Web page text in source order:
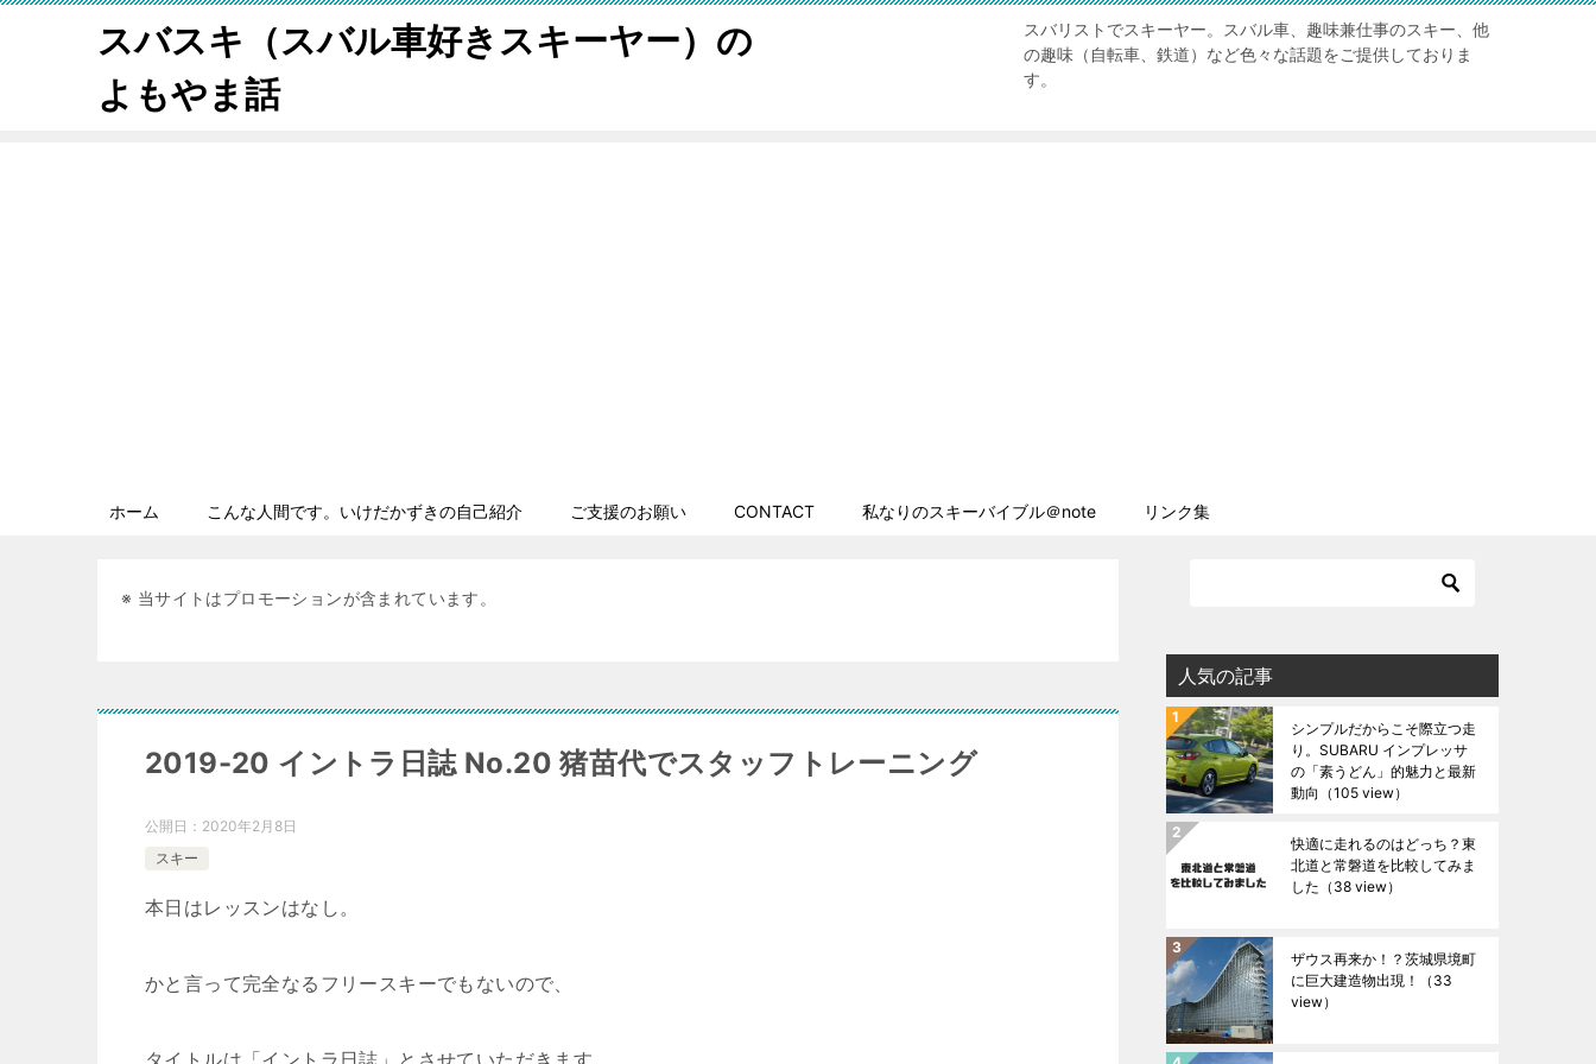
スバスキ（スバル車好きスキーヤー）の
よもやま話
スバリストでスキーヤー。スバル車、趣味兼仕事のスキー、他
の趣味（自転車、鉄道）など色々な話題をご提供しておりま
す。
ホーム こんな人間です。いけだかずきの自己紹介 ご支援のお願い CONTACT 私なりのスキーバイブル＠note リンク集
※ 当サイトはプロモーションが含まれています。
2019-20 イントラ日誌 No.20 猪苗代でスタッフトレーニング
公開日： 2020年2月8日
スキー
本日はレッスンはなし。
かと言って完全なるフリースキーでもないので、
タイトルは「イントラ日誌」とさせていただきます。
人気の記事
シンプルだからこそ際立つ走
り。SUBARU インプレッサ
の「素うどん」的魅力と最新
動向 （105 view）
快適に走れるのはどっち？東
北道と常磐道を比較してみま
した （38 view）
ザウス再来か！？茨城県境町
に巨大建造物出現！
（33
view）